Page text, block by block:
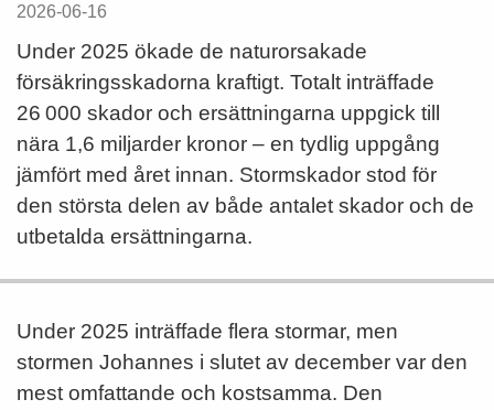
2026-06-16
Under 2025 ökade de naturorsakade
försäkringsskadorna kraftigt. Totalt inträffade
26 000 skador och ersättningarna uppgick till
nära 1,6 miljarder kronor – en tydlig uppgång
jämfört med året innan. Stormskador stod för
den största delen av både antalet skador och de
utbetalda ersättningarna.
Under 2025 inträffade flera stormar, men
stormen Johannes i slutet av december var den
mest omfattande och kostsamma. Den